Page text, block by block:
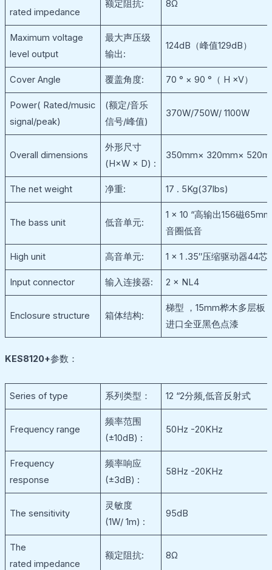
rated impedance
额定阻抗: 8Ω
Maximum voltage
level output
最大声压级
输出:
124dB（峰值129dB）
Cover Angle 覆盖角度: 70 ° × 90 °（ H ×V）
Power( Rated/music
signal/peak)
(额定/音乐
信号/峰值)
370W/750W/ 1100W
Overall dimensions
外形尺寸
(H×W × D) :
350mm× 320mm×
The net weight 净重: 17 . 5Kg(37lbs)
The bass unit 低音单元:
1 × 10 “高输出156磁65mm
音圈低音
High unit 高音单元: 1 × 1 .35″压缩驱动器44芯
Input connector 输入连接器: 2 × NL4
Enclosure structure 箱体结构:
梯型 ，15mm桦木多层板
进口全亚黑色点漆
KES8120+参数：
Series of type 系列类型： 12 “2分频,低音反射式
Frequency range
频率范围
(±10dB) :
50Hz -20KHz
Frequency
response
频率响应
(±3dB) :
58Hz -20KHz
The sensitivity
灵敏度
(1W/ 1m) :
95dB
The
rated impedance
额定阻抗: 8Ω